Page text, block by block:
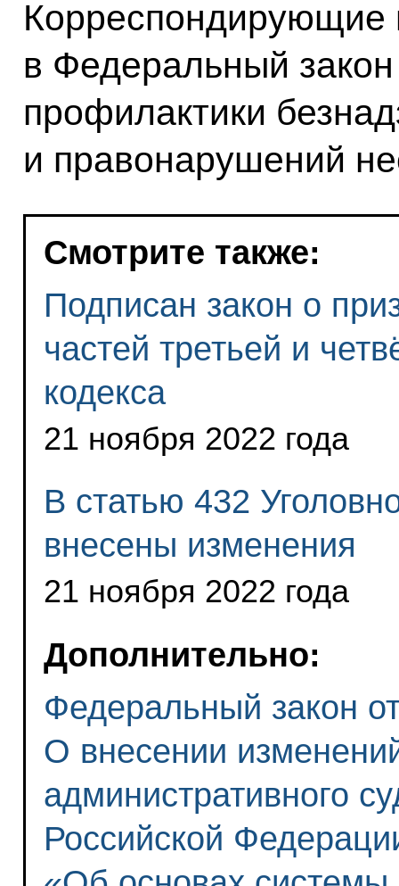
Корреспондирующие
в Федеральный
профилактики
и правонарушений
Смотрите также:
Подписан закон о
частей третьей и
кодекса
21 ноября 2022 года
В статью 432
внесены изменения
21 ноября 2022 года
Дополнительно:
Федеральный закон
О внесении
административного
Российской